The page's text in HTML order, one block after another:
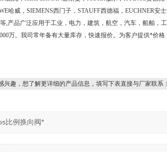
哈威，SIEMENS西门子，STAUFF西德福，EUCHNER安士
,产品广泛应用于工业，电力，建筑，航空，汽车，船舶，
万。我司常年备有大量库存，快速报价。为客户提供*价格
兴趣，想了解更详细的产品信息，填写下表直接与厂家联系：